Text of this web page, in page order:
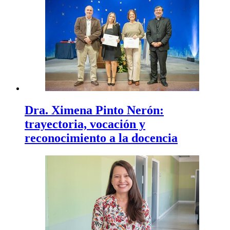
Dra. Ximena Pinto Nerón:
trayectoria, vocación y
reconocimiento a la docencia